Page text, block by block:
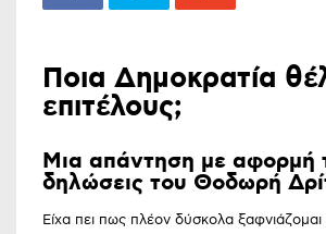
Ποια Δημοκρατία
επιτέλους;
Μια απάντηση με αφορμή
δηλώσεις του Θοδωρή
Είχα πει πως πλέον δύσκολα ξαφνιάζομαι